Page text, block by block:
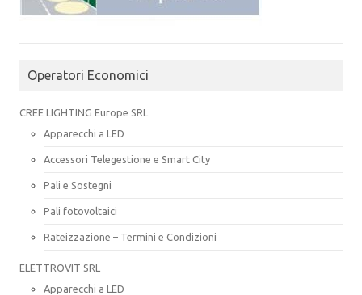
Operatori Economici
CREE LIGHTING Europe SRL
Apparecchi a LED
Accessori Telegestione e Smart City
Pali e Sostegni
Pali fotovoltaici
Rateizzazione – Termini e Condizioni
ELETTROVIT SRL
Apparecchi a LED